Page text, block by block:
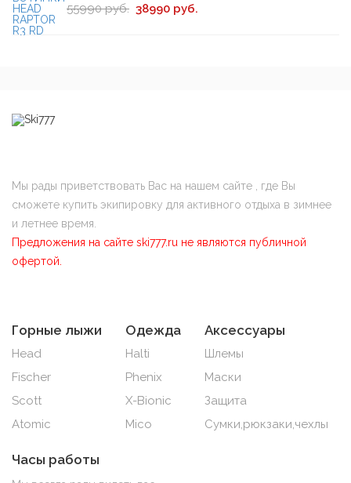
55990 руб. 38990 руб.
Мы рады приветствовать Вас на нашем сайте , где Вы
сможете купить экипировку для активного отдыха в зимнее
и летнее время.
Предложения на сайте ski777.ru не являются публичной
офертой.
Горные лыжи
Head
Fischer
Scott
Atomic
Одежда
Halti
Phenix
X-Bionic
Mico
Аксессуары
Шлемы
Маски
Защита
Сумки,рюкзаки,чехлы
Часы работы